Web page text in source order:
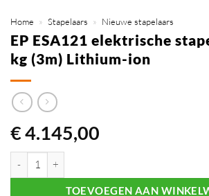
Home » Stapelaars » Nieuwe stapelaars
EP ESA121 elektrische
kg (3m) Lithium-ion
€4.145,00
EP ESA121 elektrische stapelaar 1.200 kg
TOEVOEGEN AAN